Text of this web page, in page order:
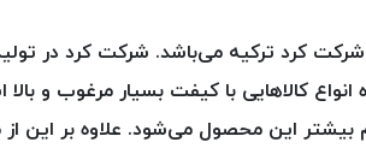
کرد ترکیه می‌باشد. شرکت کرد در
کالاهایی با کیفت بسیار مرغوب و
این محصول می‌شود. علاوه بر این از